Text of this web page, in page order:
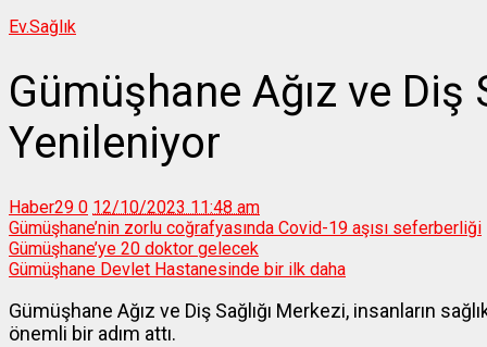
Ev.Sağlık
Gümüşhane Ağız ve Diş
Yenileniyor
Haber29 0 12/10/2023 11:48 am
Gümüşhane’nin zorlu coğrafyasında Covid-19 aşısı seferberliği
Gümüşhane’ye 20 doktor gelecek
Gümüşhane Devlet Hastanesinde bir ilk daha
Gümüşhane Ağız ve Diş Sağlığı Merkezi, insanların
önemli bir adım attı.